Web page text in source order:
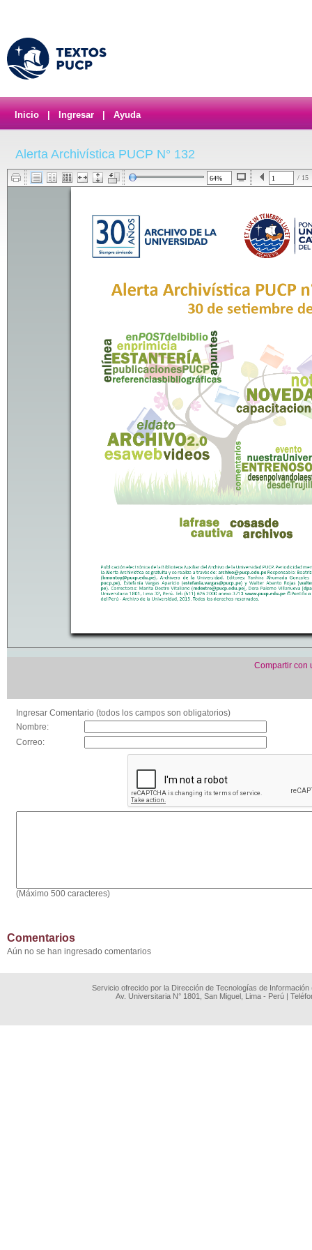
Inicio Ingresar Ayuda
Alerta Archivística PUCP N° 132
/ 15
Compartir con
Ingresar Comentario (todos los campos son obligatorios)
Nombre:
Correo:
(Máximo 500 caracteres)
Comentarios
Aún no se han ingresado comentarios
Servicio ofrecido por la Dirección de Tecnologías de
Av. Universitaria N° 1801, San Miguel, Lima - Perú |